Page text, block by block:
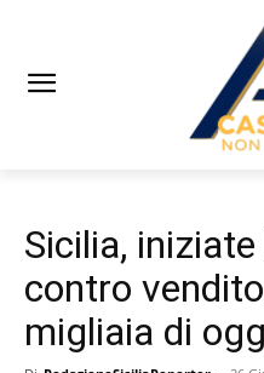
Sicilia,
contro
migliaia di